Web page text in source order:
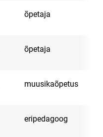
õpetaja
õpetaja
muusikaõpetus
eripedagoog